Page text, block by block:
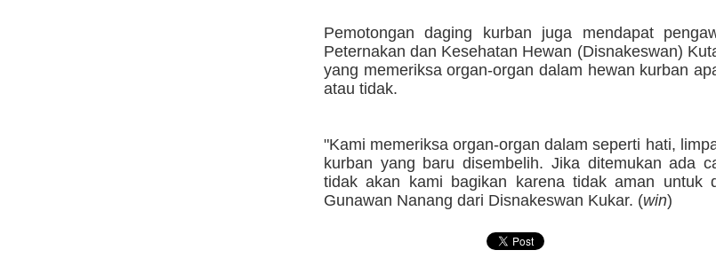
Pemotongan daging kurban juga mendapat
Peternakan dan Kesehatan Hewan (Disnakeswan)
yang memeriksa organ-organ dalam hewan kurban
atau tidak.
"Kami memeriksa organ-organ dalam seperti hati,
kurban yang baru disembelih. Jika ditemukan ada
tidak akan kami bagikan karena tidak aman untuk
Gunawan Nanang dari Disnakeswan Kukar. (win)